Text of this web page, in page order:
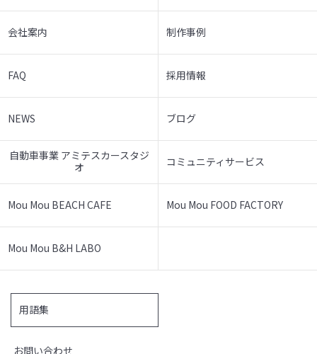
会社案内 制作事例
FAQ 採用情報
NEWS ブログ
自動車事業 アミテスカースタジ
オ
コミュニティサービス
Mou Mou BEACH CAFE Mou Mou FOOD FACTORY
Mou Mou B&H LABO
用語集
お問い合わせ